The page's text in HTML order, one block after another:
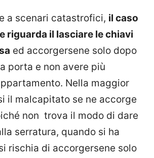
a scenari catastrofici, il caso
riguarda il lasciare le chiavi
ed accorgersene solo dopo
porta e non avere più
Nella maggior
il malcapitato se ne accorge
non trova il modo di dare
serratura, quando si ha
rischia di accorgersene solo